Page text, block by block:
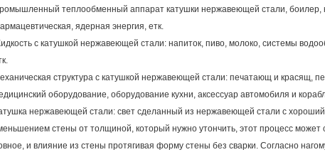
теплообменный аппарат катушки нержавеющей стали, боилер,
ядерная энергия, етк.
с катушкой нержавеющей стали: напиток, пиво, молоко, системы
структура с катушкой нержавеющей стали: печатающ и красящ,
оборудование, оборудование кухни, аксессуар автомобиля и
нержавеющей стали: свет сделанный из нержавеющей стали с
стены от толщиной, который нужно утончить, этот процесс
и влияние из стены протягивая форму стены без сварки. Согласно